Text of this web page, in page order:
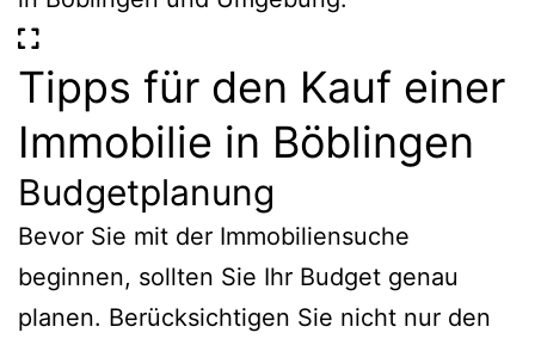
Tipps für den Kauf einer
Immobilie in Böblingen
Budgetplanung
Bevor Sie mit der Immobiliensuche
beginnen, sollten Sie Ihr Budget genau
planen. Berücksichtigen Sie nicht nur den